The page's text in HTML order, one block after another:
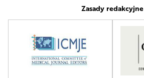
Zasady redakcyjne